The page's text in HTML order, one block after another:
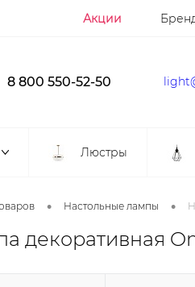
Акции
8 800 550-52-50
Люстры
• Настольные лампы •
декоративная